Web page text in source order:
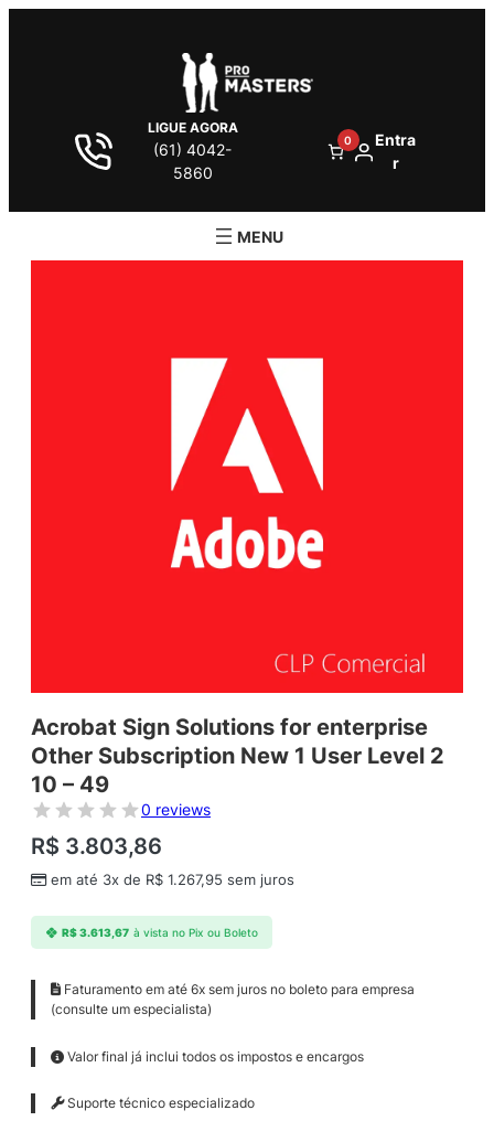
LIGUE AGORA
(61) 4042-
5860
0
Entra
r
Acrobat Sign Solutions for enterprise
Other Subscription New 1 User Level 2
10 – 49
0 reviews
R$ 3.803,86
em até 3x de R$ 1.267,95 sem juros
R$3.613,67 à vista no Pix ou Boleto
Faturamento em até 6x sem juros no boleto para empresa
(consulte um especialista)
Valor final já inclui todos os impostos e encargos
Suporte técnico especializado